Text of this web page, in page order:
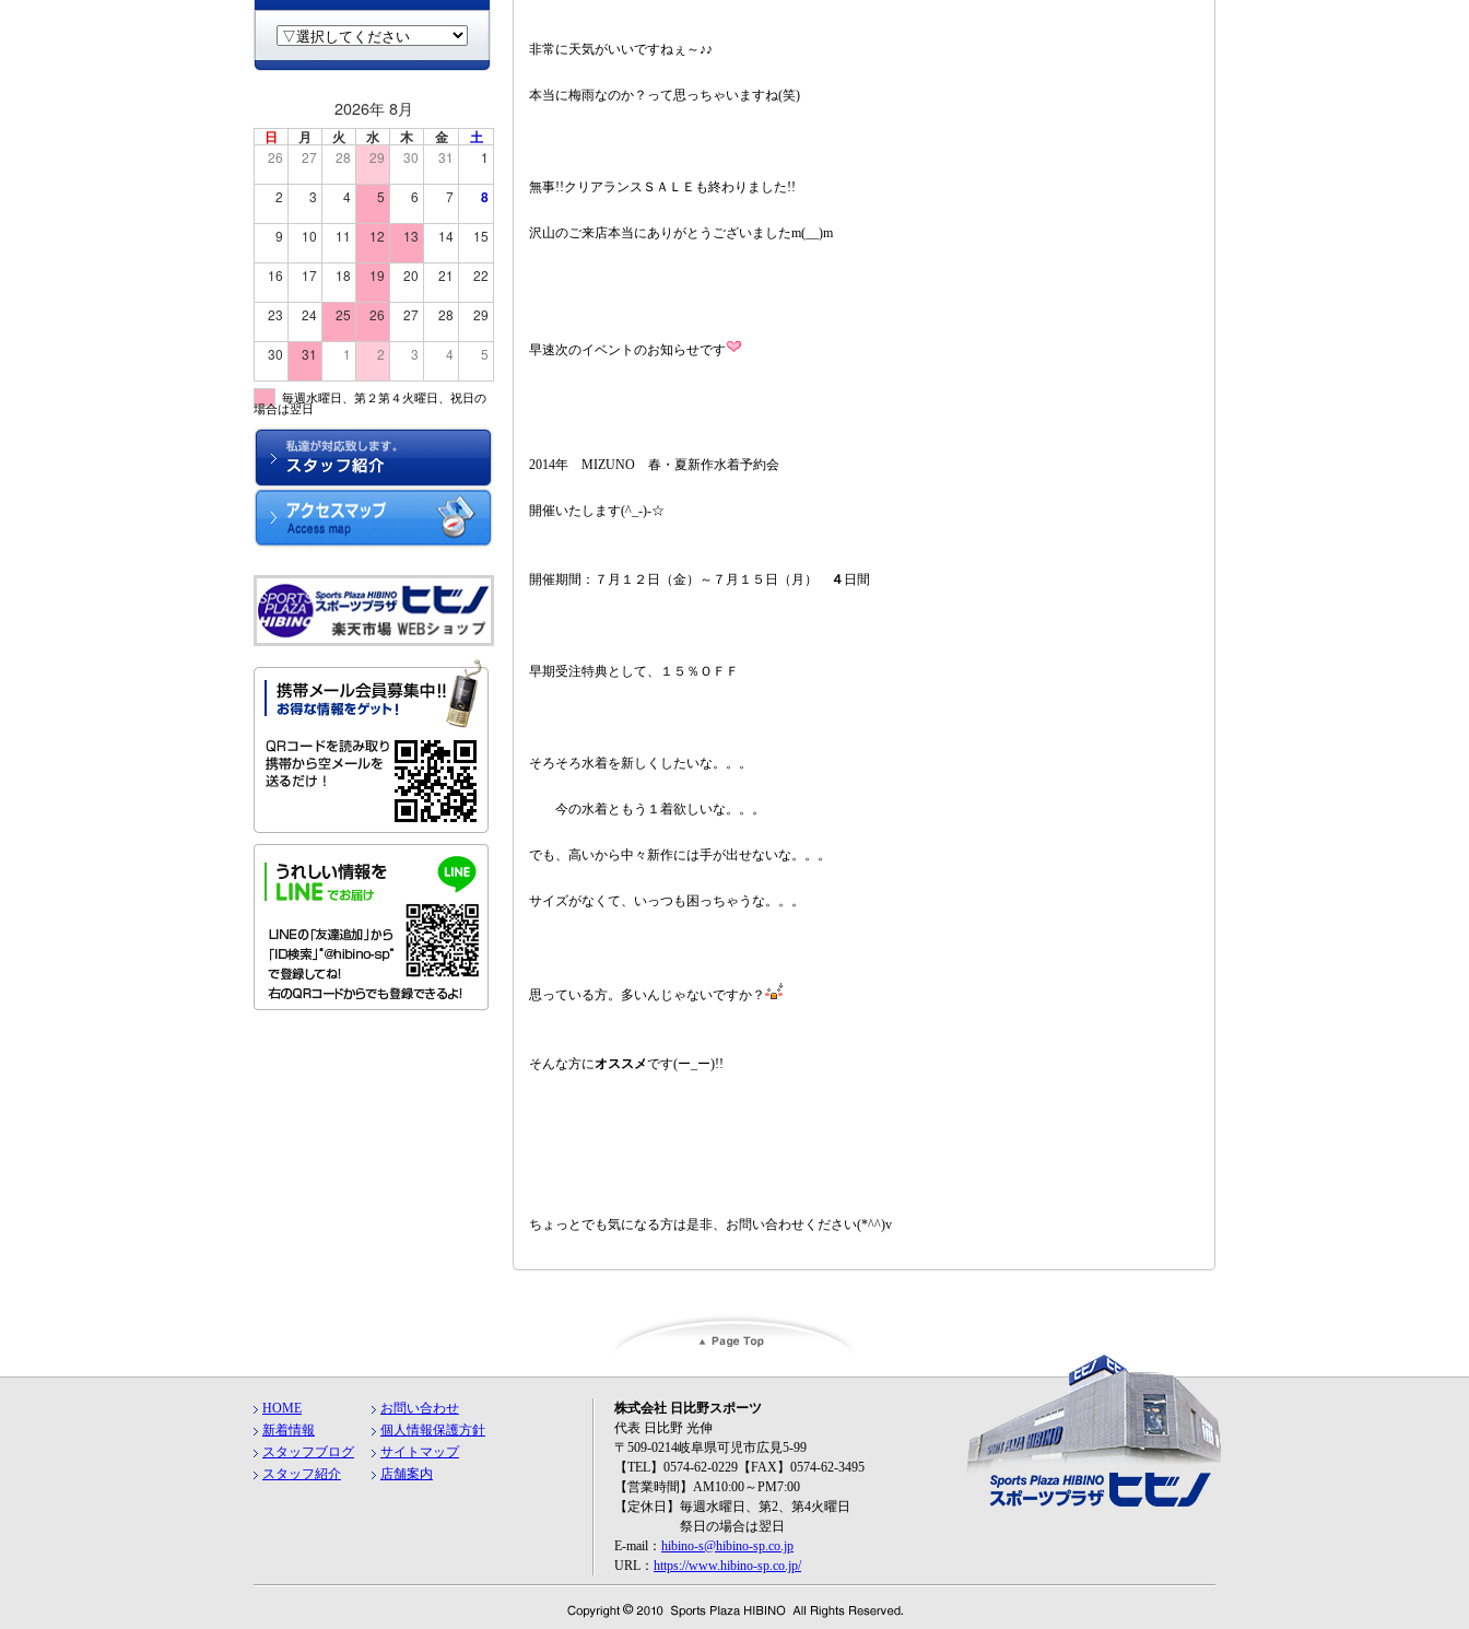
非常に天気がいいですねぇ～♪♪
本当に梅雨なのか？って思っちゃいますね(笑)
無事!!クリアランスＳＡＬＥも終わりました!!
沢山のご来店本当にありがとうございましたm(__)m
早速次のイベントのお知らせです
2014年 MIZUNO 春・夏新作水着予約会
開催いたします(^_-)-☆
開催期間：７月１２日（金）～７月１５日（月） ４ 日間
早期受注特典として、１５％ＯＦＦ
そろそろ水着を新しくしたいな。。。
今の水着ともう１着欲しいな。。。
でも、高いから中々新作には手が出せないな。。。
サイズがなくて、いっつも困っちゃうな。。。
思っている方。多いんじゃないですか？
そんな方にオススメです(ー_ー)!!
ちょっとでも気になる方は是非、お問い合わせください(*^^)v
2026年 8月
日 月 火 水 木 金 土
26 27 28 29 30 31 1
2 3 4 5 6 7 8
9 10 11 12 13 14 15
16 17 18 19 20 21 22
23 24 25 26 27 28 29
30 31 1 2 3 4 5
毎週水曜日、第２第４火曜日、祝日の
場合は翌日
HOME
お問い合わせ
新着情報
個人情報保護方針
スタッフブログ
サイトマップ
スタッフ紹介
店舗案内
株式会社 日比野スポーツ
代表 日比野 光伸
〒509-0214岐阜県可児市広見5-99
【TEL】0574-62-0229【FAX】0574-62-3495
【営業時間】AM10:00～PM7:00
【定休日】毎週水曜日、第2、第4火曜日
祭日の場合は翌日
E-mail： hibino-s@hibino-sp.co.jp
URL： https://www.hibino-sp.co.jp/